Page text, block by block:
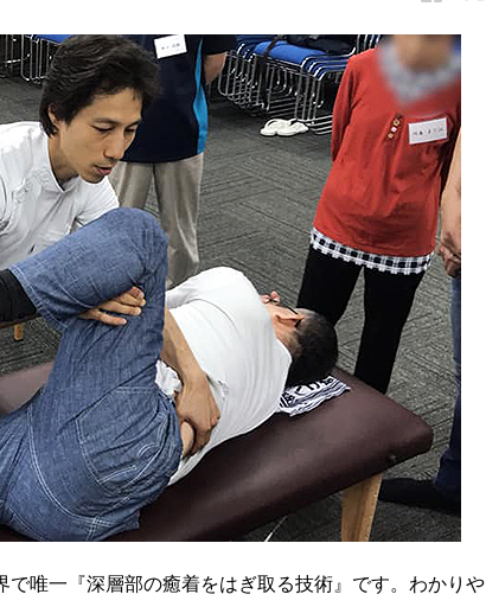
で唯一『深層部の癒着をはぎ取る技術』です。わかりや